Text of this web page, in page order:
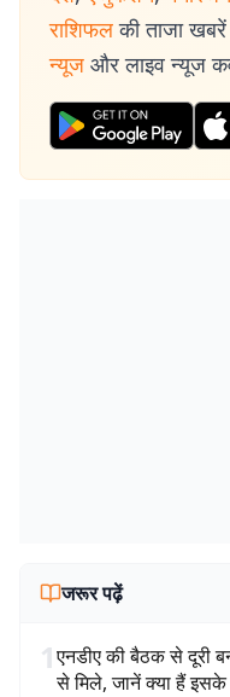
राशिफल की ताजा खबरें
न्यूज और लाइव न्यूज
जरूर पढ़ें
1एनडीए की बैठक से दूरी
से मिले, जानें क्या हैं इसके